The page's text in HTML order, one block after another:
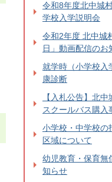
令和8年度北中城
学校入学説明会
令和2年度 北中城
日」動画配信のお
就学時（小学校入
康診断
【入札公告】北中
スクールバス購入
小学校・中学校の
区域について
幼児教育・保育無
知らせ